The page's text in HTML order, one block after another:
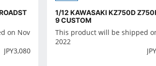
on Nov
JPY3,080
1/12 KAWASAKI KZ750D
9 CUSTOM
This product will be shipped
2022
JPY